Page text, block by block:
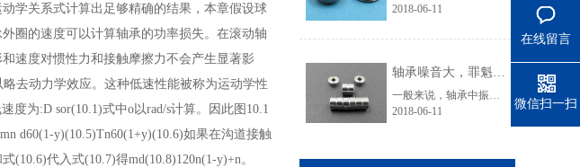
学关系式计算出足够精确的结果，本章假设球
圈的速度可以计算轴承的功率损失。在滚动轴
速度对惯性力和接触摩擦力不会产生显著影
去动力学效应。这种低速性能被称为运动学性
为:D sor(10.1)式中o以rad/s计算。因此图10.1
d60(1-y)(10.5)Tn60(1+y)(10.6)如果在沟道接触
代入式(10.7)得md(10.8)120n(1-y)+n。
2018-06-11
轴承噪音大，罪魁祸首竟是它！
一般来说，轴承中振动的产生，滚动轴承本身不产生噪音，通常感觉的“轴承噪音”事实上是轴承直接或间接地与周围结构产生振动的声音效应。这就是为什么许多时候噪音问题可被视为涉及到整个轴承应用的振动问题。(1)因加载滚动体数量变化而产生的激振：当一个径向负荷加载于某个轴承时，其承载负荷的滚动体数量在运行中......
2018-06-11
在线留言
微信扫一扫